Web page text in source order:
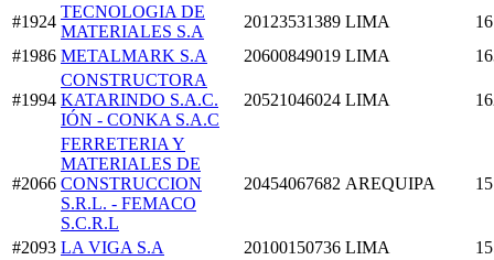
#1924
TECNOLOGIA DE
MATERIALES S.A
20123531389 LIMA
#1986 METALMARK S.A 20600849019 LIMA
#1994
CONSTRUCTORA
KATARINDO S.A.C.
IÓN - CONKA S.A.C
20521046024 LIMA
#2066
FERRETERIA Y
MATERIALES DE
CONSTRUCCION
S.R.L. - FEMACO
S.C.R.L
20454067682 AREQUIPA
#2093 LA VIGA S.A 20100150736 LIMA